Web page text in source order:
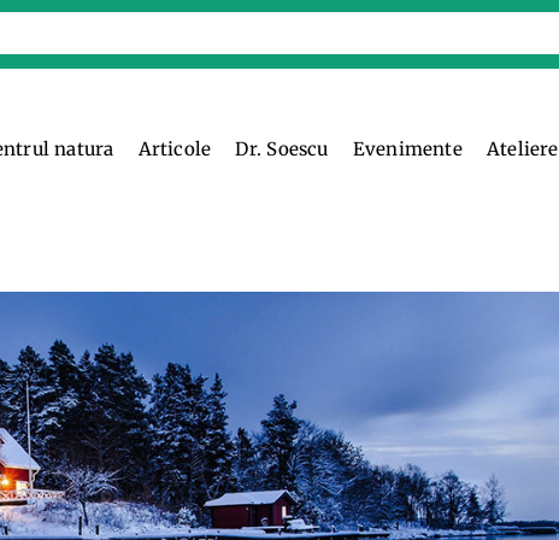
natura Articole Dr. Soescu Evenimente Ateliere